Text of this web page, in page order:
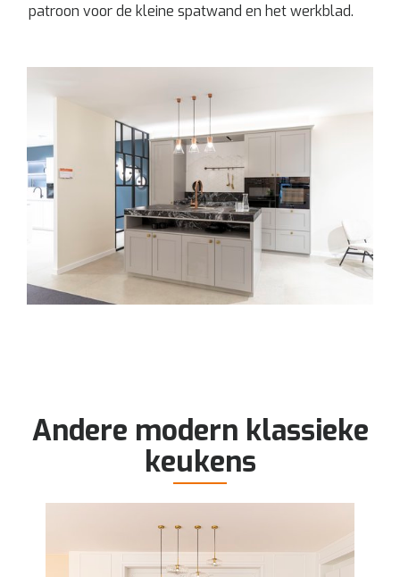
patroon voor de kleine spatwand en het werkblad.
Andere modern klassieke
keukens